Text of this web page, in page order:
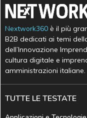
Nextwork360 è il più
B2B dedicati ai temi
dell’Innovazione
cultura digitale e
amministrazioni italiane.
TUTTE LE TESTATE